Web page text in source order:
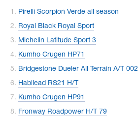
Pirelli Scorpion Verde all season
Royal Black Royal Sport
Michelin Latitude Sport 3
Kumho Crugen HP71
Bridgestone Dueler All Terrain A/T 002
Habilead RS21 H/T
Kumho Crugen HP91
Fronway Roadpower H/T 79